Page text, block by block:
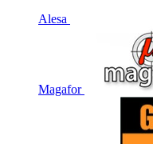
Alesa
Magafor